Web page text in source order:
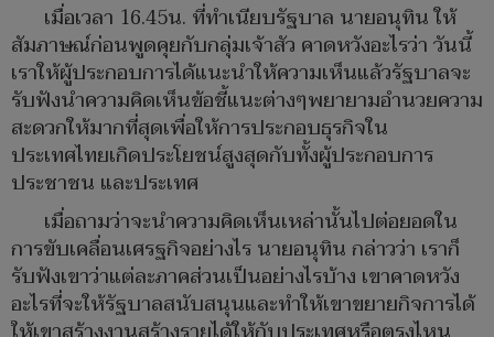
เมื่อเวลา 16.45น. ที่ทำเนียบรัฐบาล นายอนุทิน ให้
สัมภาษณ์ก่อนพูดคุยกับกลุ่มเจ้าสัว คาดหวังอะไรว่า วันนี้
เราให้ผู้ประกอบการได้แนะนำให้ความเห็นแล้วรัฐบาลจะ
รับฟังนำความคิดเห็นข้อชี้แนะต่างๆพยายามอำนวยความ
สะดวกให้มากที่สุดเพื่อให้การประกอบธุรกิจใน
ประเทศไทยเกิดประโยชน์สูงสุดกับทั้งผู้ประกอบการ
ประชาชน และประเทศ
เมื่อถามว่าจะนำความคิดเห็นเหล่านั้นไปต่อยอดใน
การขับเคลื่อนเศรฐกิจอย่างไร นายอนุทิน กล่าวว่า เราก็
รับฟังเขาว่าแต่ละภาคส่วนเป็นอย่างไรบ้าง เขาคาดหวัง
อะไรที่จะให้รัฐบาลสนับสนุนและทำให้เขาขยายกิจการได้